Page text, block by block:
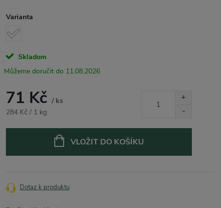
Varianta
Skladom
11.08.2026
71 Kč / ks
Měrná
284 Kč / 1 kg
VLOŽIT DO KOŠÍKU
Dotaz k produktu